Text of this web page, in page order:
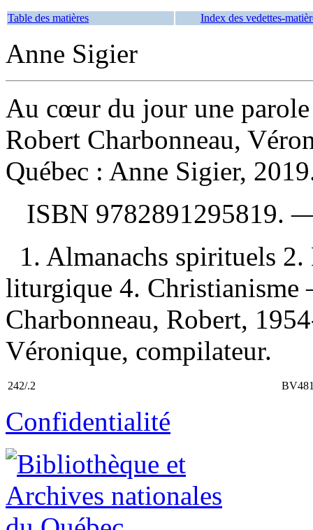
Table des matières Index des vedettes-
Anne Sigier
Au cœur du jour une
Robert Charbonneau,
Québec : Anne Sigier,
ISBN 9782891295819.
1. Almanachs spirituels
liturgique 4.
Charbonneau, Robert,
Véronique, compilateur.
242/.2
Confidentialité